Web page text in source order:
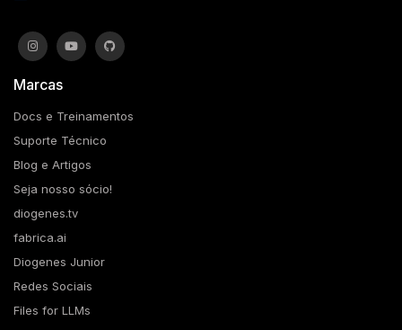
Marcas
Docs e Treinamentos
Suporte Técnico
Blog e Artigos
Seja nosso sócio!
diogenes.tv
fabrica.ai
Diogenes Junior
Redes Sociais
Files for LLMs